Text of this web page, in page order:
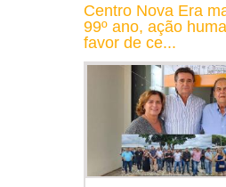
Centro Nova Era
99º ano, ação
favor de ce...